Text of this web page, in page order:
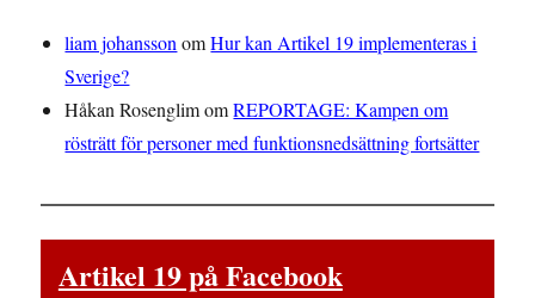
liam johansson omHur kan Artikel 19 implementeras i
Sverige?
Håkan RosenglimomREPORTAGE: Kampen om
rösträtt för personer med funktionsnedsättning fortsätter
Artikel 19 på Facebook